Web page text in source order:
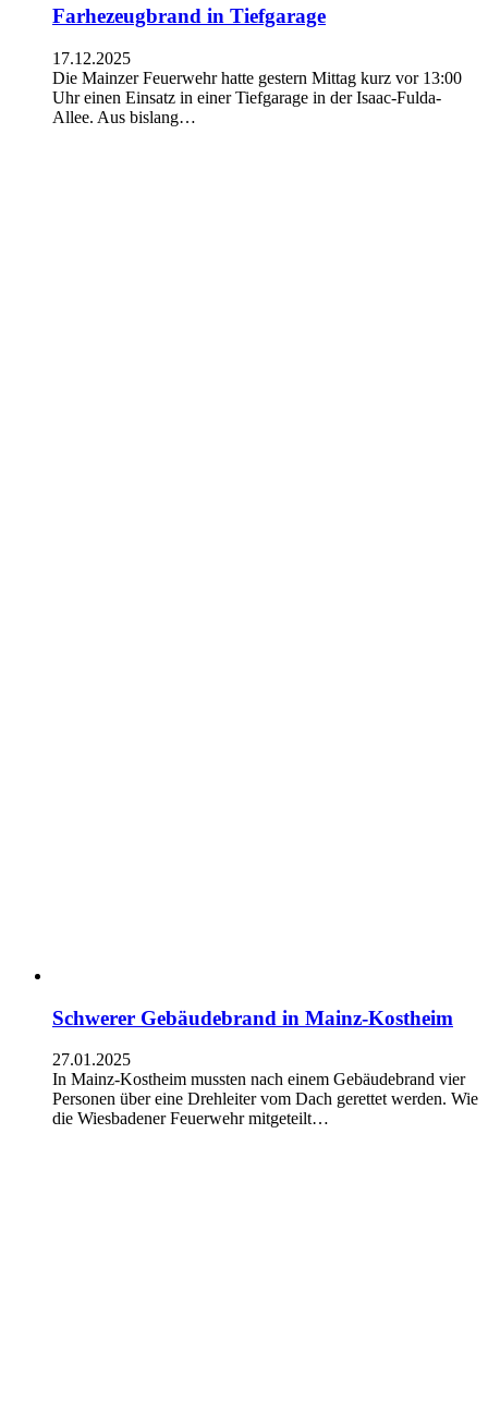
Farhezeugbrand in Tiefgarage
17.12.2025
Die Mainzer Feuerwehr hatte gestern Mittag kurz vor 13:00
Uhr einen Einsatz in einer Tiefgarage in der Isaac-Fulda-
Allee. Aus bislang…
Schwerer Gebäudebrand in Mainz-Kostheim
27.01.2025
In Mainz-Kostheim mussten nach einem Gebäudebrand vier
Personen über eine Drehleiter vom Dach gerettet werden. Wie
die Wiesbadener Feuerwehr mitgeteilt…